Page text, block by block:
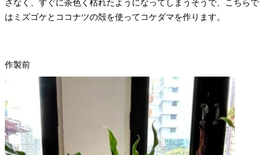
さなく、すぐに茶色く枯れたようになってしまうそうで、こちらで
はミズゴケとココナツの殻を使ってコケダマを作ります。
作製前